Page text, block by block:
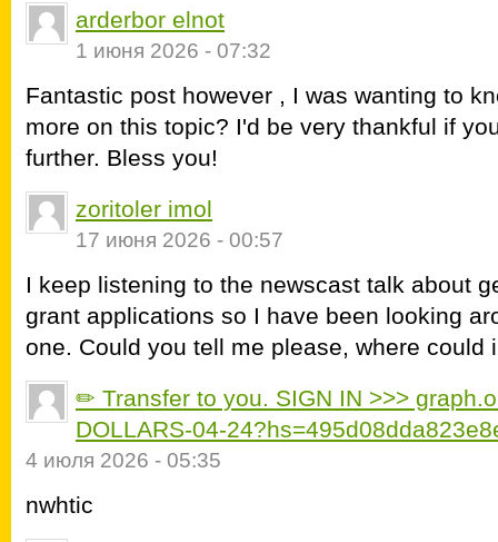
arderbor elnot
1 июня 2026 - 07:32
Fantastic post however , I was wanting to
more on this topic? I'd be very thankful if
further. Bless you!
zoritoler imol
17 июня 2026 - 00:57
I keep listening to the newscast talk about
grant applications so I have been looking
one. Could you tell me please, where could
✏ Transfer to you. SIGN IN >>>
DOLLARS-04-
4 июля 2026 - 05:35
nwhtic